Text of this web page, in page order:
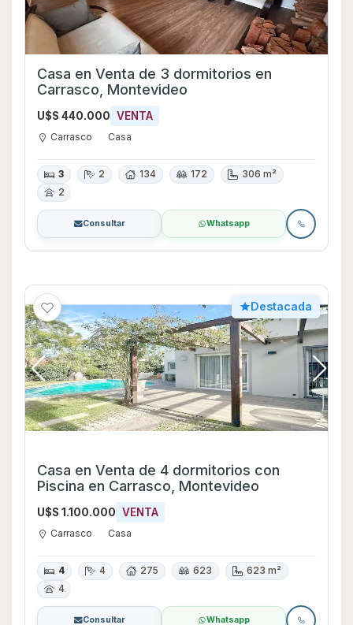
Casa en Venta de 3 dormitorios en
Carrasco, Montevideo
U$S 440.000 VENTA
Carrasco Casa
3 2 134 172
306 m²
2
Consultar Whatsapp
Destacada
Casa en Venta de 4 dormitorios con
Piscina en Carrasco, Montevideo
U$S 1.100.000 VENTA
Carrasco Casa
4 4 275 623
623 m²
4
Consultar Whatsapp